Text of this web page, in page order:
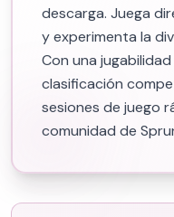
descarga. Juega
y experimenta la
Con una
clasificación
sesiones de juego
comunidad de